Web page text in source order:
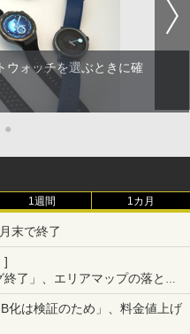
ウォッチを選ぶときに確
●
1週間 1カ月
末で終了
]
了」、エリアマップの落とし
化は検証のため」、料金値上げ